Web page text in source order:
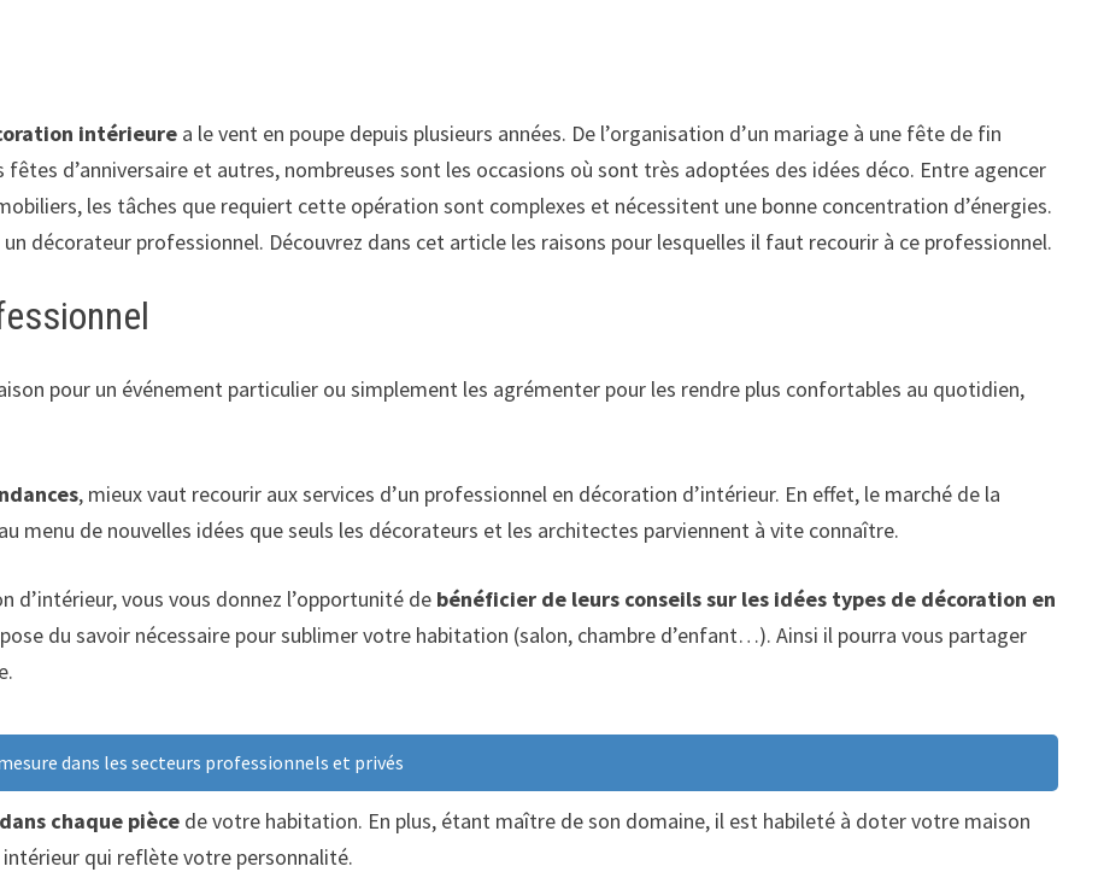
intérieure a le vent en poupe depuis plusieurs années. De l’organisation d’un mariage à une fête de fin
fêtes d’anniversaire et autres, nombreuses sont les occasions où sont très adoptées des idées déco. Entre agencer
les tâches que requiert cette opération sont complexes et nécessitent une bonne concentration d’énergies.
décorateur professionnel. Découvrez dans cet article les raisons pour lesquelles il faut recourir à ce professionnel.
pour un événement particulier ou simplement les agrémenter pour les rendre plus confortables au quotidien,
, mieux vaut recourir aux services d’un professionnel en décoration d’intérieur. En effet, le marché de la
menu de nouvelles idées que seuls les décorateurs et les architectes parviennent à vite connaître.
vous vous donnez l’opportunité de bénéficier de leurs conseils sur les idées types de décoration en
du savoir nécessaire pour sublimer votre habitation (salon, chambre d’enfant…). Ainsi il pourra vous partager
dans les secteurs professionnels et privés
chaque pièce de votre habitation. En plus, étant maître de son domaine, il est habileté à doter votre maison
qui reflète votre personnalité.